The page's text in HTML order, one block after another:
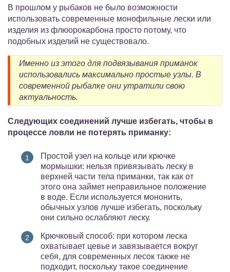
В прошлом у рыбаков не было возможности
использовать современные монофильные лески или
изделия из флюорокарбона просто потому, что
подобных изделий не существовало.
Именно из этого для подвязывания приманок
использовались максимально простые узлы. В
современной рыбалке они утратили свою
актуальность.
Следующих соединений лучше избегать, чтобы в
процессе ловли не потерять приманку:
Простой узел на кольце или крючке
мормышки: нельзя привязывать леску в
верхней части тела приманки, так как от
этого она займет неправильное положение
в воде. Если используется мононить,
обычных узлов лучше избегать, поскольку
они сильно ослабляют леску.
Крючковый способ: при котором леска
охватывает цевье и завязывается вокруг
себя, для современных лесок также не
подходит, поскольку такое соединение